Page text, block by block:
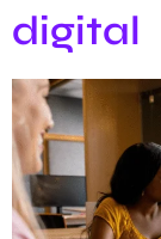
digital